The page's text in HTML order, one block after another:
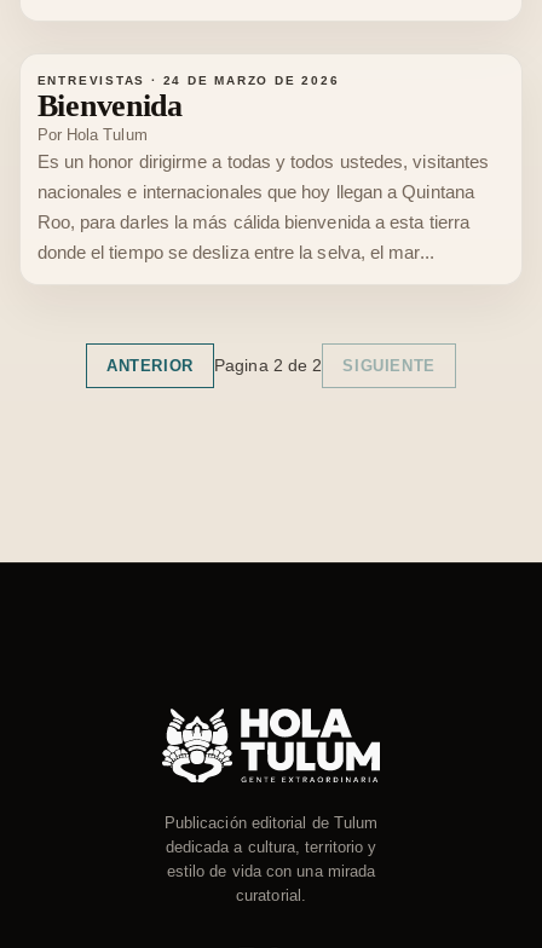
ENTREVISTAS · 24 DE MARZO DE 2026
Bienvenida
Por Hola Tulum
Es un honor dirigirme a todas y todos ustedes, visitantes
nacionales e internacionales que hoy llegan a Quintana
Roo, para darles la más cálida bienvenida a esta tierra
donde el tiempo se desliza entre la selva, el mar...
ANTERIOR Pagina 2 de2 SIGUIENTE
Publicación editorial de Tulum
dedicada a cultura, territorio y
estilo de vida con una mirada
curatorial.